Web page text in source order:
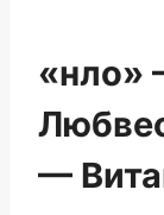
«нло»
—